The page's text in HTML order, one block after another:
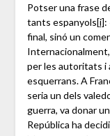
Potser una frase
tants espanyols[i]:
final, sinó un
per les autoritats i
esquerrans. A
seria un dels
guerra, va donar
República ha